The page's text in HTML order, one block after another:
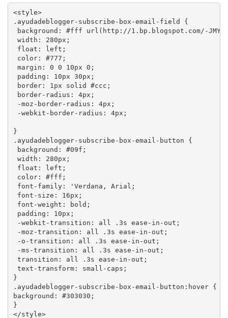
<style>
.ayudadeblogger-subscribe-box-email-field {
background: #fff url(http://1.bp.blogspot.com/-
width: 280px;
float: left;
color: #777;
margin: 0 0 10px 0;
padding: 10px 30px;
border: 1px solid #ccc;
border-radius: 4px;
-moz-border-radius: 4px;
-webkit-border-radius: 4px;
}
.ayudadeblogger-subscribe-box-email-button {
background: #09f;
width: 280px;
float: left;
color: #fff;
font-family: 'Verdana, Arial;
font-size: 16px;
font-weight: bold;
padding: 10px;
-webkit-transition: all .3s ease-in-out;
-moz-transition: all .3s ease-in-out;
-o-transition: all .3s ease-in-out;
-ms-transition: all .3s ease-in-out;
transition: all .3s ease-in-out;
text-transform: small-caps;
}
.ayudadeblogger-subscribe-box-email-button:hover {
background: #303030;
}
</style>